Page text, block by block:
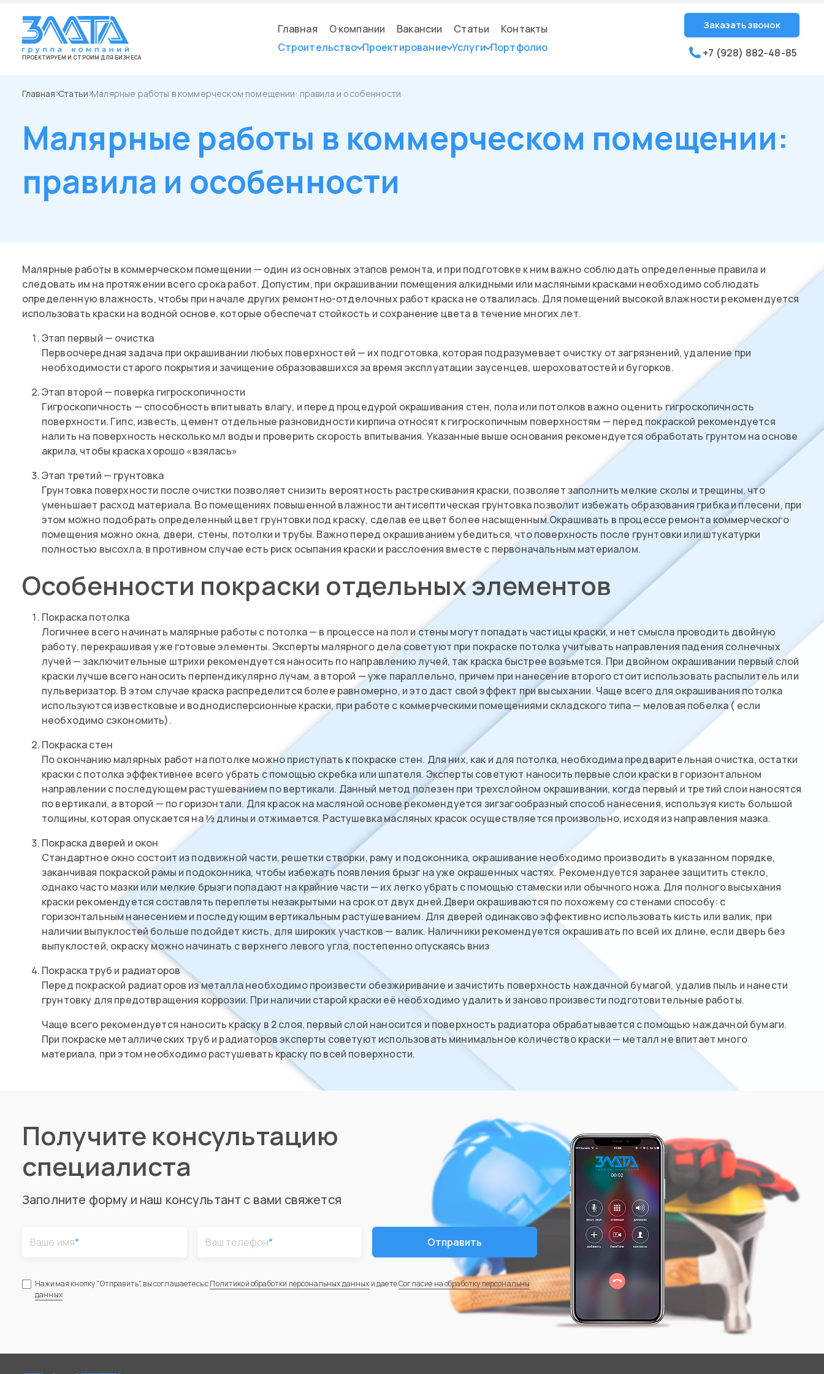
ПРОЕКТИРУЕМ И СТРОИМ ДЛЯ БИЗНЕСА
Главная О компании Вакансии Статьи
Контакты
Строительство Проектирование Услуги Портфолио
Заказать звонок
+7 (928) 882-48-85
Главная Статьи Малярные работы в коммерческом помещении: правила и особенности
Малярные работы в коммерческом помещении:
правила и особенности
Малярные работы в коммерческом помещении — один из основных этапов ремонта, и при подготовке к ним важно соблюдать определенные правила и
следовать им на протяжении всего срока работ. Допустим, при окрашивании помещения алкидными или масляными красками необходимо соблюдать
определенную влажность, чтобы при начале других ремонтно-отделочных работ краска не отвалилась. Для помещений высокой влажности рекомендуется
использовать краски на водной основе, которые обеспечат стойкость и сохранение цвета в течение многих лет.
Этап первый — очистка
Первоочередная задача при окрашивании любых поверхностей — их подготовка, которая подразумевает очистку от загрязнений, удаление при
необходимости старого покрытия и зачищение образовавшихся за время эксплуатации заусенцев, шероховатостей и бугорков.
Этап второй — поверка гигроскопичности
Гигроскопичность — способность впитывать влагу, и перед процедурой окрашивания стен, пола или потолков важно оценить гигроскопичность
поверхности. Гипс, известь, цемент отдельные разновидности кирпича относят к гигроскопичным поверхностям — перед покраской рекомендуется
налить на поверхность несколько мл воды и проверить скорость впитывания. Указанные выше основания рекомендуется обработать грунтом на основе
акрила, чтобы краска хорошо «взялась»
Этап третий — грунтовка
Грунтовка поверхности после очистки позволяет снизить вероятность растрескивания краски, позволяет заполнить мелкие сколы и трещины, что
уменьшает расход материала. Во помещениях повышенной влажности антисептическая грунтовка позволит избежать образования грибка и плесени, при
этом можно подобрать определенный цвет грунтовки под краску, сделав ее цвет более насыщенным.Окрашивать в процессе ремонта коммерческого
помещения можно окна, двери, стены, потолки и трубы. Важно перед окрашиванием убедиться, что поверхность после грунтовки или штукатурки
полностью высохла, в противном случае есть риск осыпания краски и расслоения вместе с первоначальным материалом.
Особенности покраски отдельных элементов
Покраска потолка
Логичнее всего начинать малярные работы с потолка — в процессе на пол и стены могут попадать частицы краски, и нет смысла проводить двойную
работу, перекрашивая уже готовые элементы. Эксперты малярного дела советуют при покраске потолка учитывать направления падения солнечных
лучей — заключительные штрихи рекомендуется наносить по направлению лучей, так краска быстрее возьмется. При двойном окрашивании первый слой
краски лучше всего наносить перпендикулярно лучам, а второй — уже параллельно, причем при нанесение второго стоит использовать распылитель или
пульверизатор. В этом случае краска распределится более равномерно, и это даст свой эффект при высыхании. Чаще всего для окрашивания потолка
используются известковые и воднодисперсионные краски, при работе с коммерческими помещениями складского типа — меловая побелка ( если
необходимо сэкономить).
Покраска стен
По окончанию малярных работ на потолке можно приступать к покраске стен. Для них, как и для потолка, необходима предварительная очистка, остатки
краски с потолка эффективнее всего убрать с помощью скребка или шпателя. Эксперты советуют наносить первые слои краски в горизонтальном
направлении с последующем растушеванием по вертикали. Данный метод полезен при трехслойном окрашивании, когда первый и третий слои наносятся
по вертикали, а второй — по горизонтали. Для красок на масляной основе рекомендуется зигзагообразный способ нанесения, используя кисть большой
толщины, которая опускается на ½ длины и отжимается. Растушевка масляных красок осуществляется произвольно, исходя из направления мазка.
Покраска дверей и окон
Стандартное окно состоит из подвижной части, решетки створки, раму и подоконника, окрашивание необходимо производить в указанном порядке,
заканчивая покраской рамы и подоконника, чтобы избежать появления брызг на уже окрашенных частях. Рекомендуется заранее защитить стекло,
однако часто мазки или мелкие брызги попадают на крайние части — их легко убрать с помощью стамески или обычного ножа. Для полного высыхания
краски рекомендуется составлять переплеты незакрытыми на срок от двух дней.Двери окрашиваются по похожему со стенами способу: с
горизонтальным нанесением и последующим вертикальным растушеванием. Для дверей одинаково эффективно использовать кисть или валик, при
наличии выпуклостей больше подойдет кисть, для широких участков — валик. Наличники рекомендуется окрашивать по всей их длине, если дверь без
выпуклостей, окраску можно начинать с верхнего левого угла, постепенно опускаясь вниз
Покраска труб и радиаторов
Перед покраской радиаторов из металла необходимо произвести обезжиривание и зачистить поверхность наждачной бумагой, удалив пыль и нанести
грунтовку для предотвращения коррозии. При наличии старой краски её необходимо удалить и заново произвести подготовительные работы.
Чаще всего рекомендуется наносить краску в 2 слоя, первый слой наносится и поверхность радиатора обрабатывается с помощью наждачной бумаги.
При покраске металлических труб и радиаторов эксперты советуют использовать минимальное количество краски — металл не впитает много
материала, при этом необходимо растушевать краску по всей поверхности.
Получите консультацию
специалиста
Заполните форму и наш консультант с вами свяжется
Ваше имя* Ваш телефон* Отправить
Нажимая кнопку "Отправить", вы соглашаетесь сПолитикой обработки персональных данных и даетеСогласие на обработку персональны
данных